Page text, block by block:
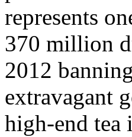
represents
370 million
2012
extravagant
high-end tea